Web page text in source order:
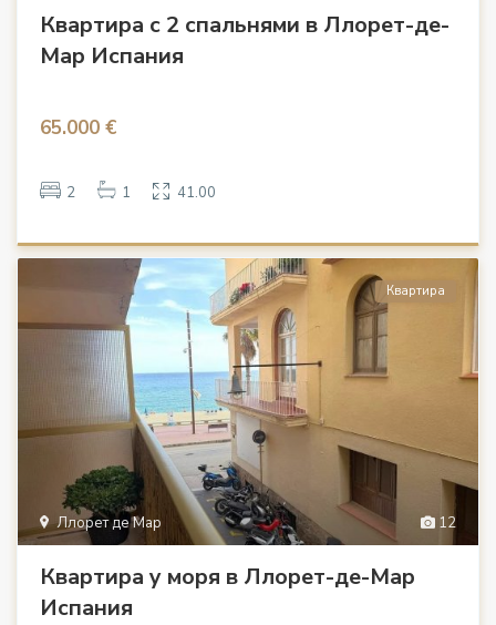
Квартира с 2 спальнями в Ллорет-де-
Мар Испания
65.000 €
2 1 41.00
12
Ллорет де Мар
Квартира
Квартира у моря в Ллорет-де-Мар
Испания